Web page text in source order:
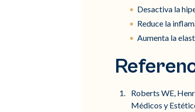
Desactiva la
Reduce la
Aumenta la
Roberts WE,
Médicos y